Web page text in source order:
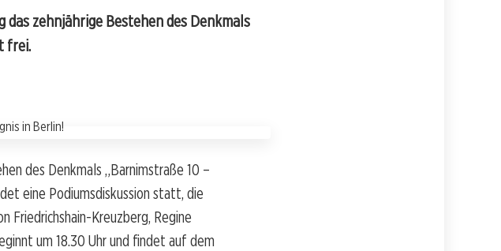
zehnjährige Bestehen des Denkmals
frei.
des Denkmals „Barnimstraße 10 –
eine Podiumsdiskussion statt, die
Kreuzberg, Regine
um 18.30 Uhr und findet auf dem